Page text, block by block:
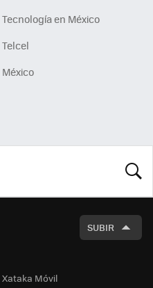
Tecnología en México
Telcel
México
SUBIR
Xataka Móvil